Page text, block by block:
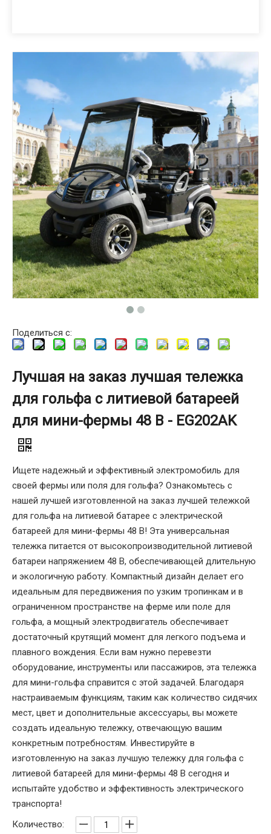
Поделиться с:
Лучшая на заказ лучшая тележка
для гольфа с литиевой батареей
для мини-фермы 48 В - EG202AK
Ищете надежный и эффективный электромобиль для
своей фермы или поля для гольфа? Ознакомьтесь с
нашей лучшей изготовленной на заказ лучшей тележкой
для гольфа на литиевой батарее с электрической
батареей для мини-фермы 48 В! Эта универсальная
тележка питается от высокопроизводительной литиевой
батареи напряжением 48 В, обеспечивающей длительную
и экологичную работу. Компактный дизайн делает его
идеальным для передвижения по узким тропинкам и в
ограниченном пространстве на ферме или поле для
гольфа, а мощный электродвигатель обеспечивает
достаточный крутящий момент для легкого подъема и
плавного вождения. Если вам нужно перевезти
оборудование, инструменты или пассажиров, эта тележка
для мини-гольфа справится с этой задачей. Благодаря
настраиваемым функциям, таким как количество сидячих
мест, цвет и дополнительные аксессуары, вы можете
создать идеальную тележку, отвечающую вашим
конкретным потребностям. Инвестируйте в
изготовленную на заказ лучшую тележку для гольфа с
литиевой батареей для мини-фермы 48 В сегодня и
испытайте удобство и эффективность электрического
транспорта!
Количество: